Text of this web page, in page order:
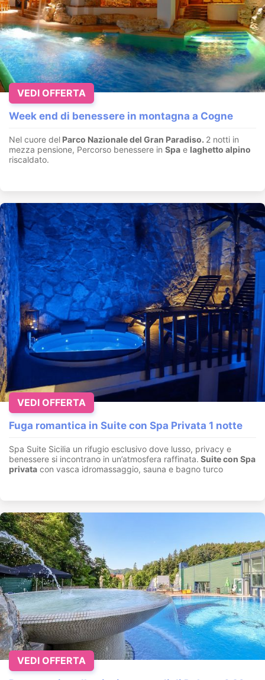
Week end di benessere in montagna a Cogne
Nel cuore del Parco Nazionale del Gran Paradiso. 2 notti in
mezza pensione, Percorso benessere in Spa e laghetto alpino
riscaldato.
VEDI OFFERTA
Fuga romantica in Suite con Spa Privata 1 notte
Spa Suite Sicilia un rifugio esclusivo dove lusso, privacy e
benessere si incontrano in un’atmosfera raffinata. Suite con Spa
privata con vasca idromassaggio, sauna e bagno turco
VEDI OFFERTA
VEDI OFFERTA